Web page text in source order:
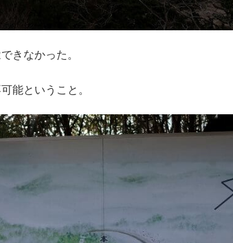
きなかった。
能ということ。